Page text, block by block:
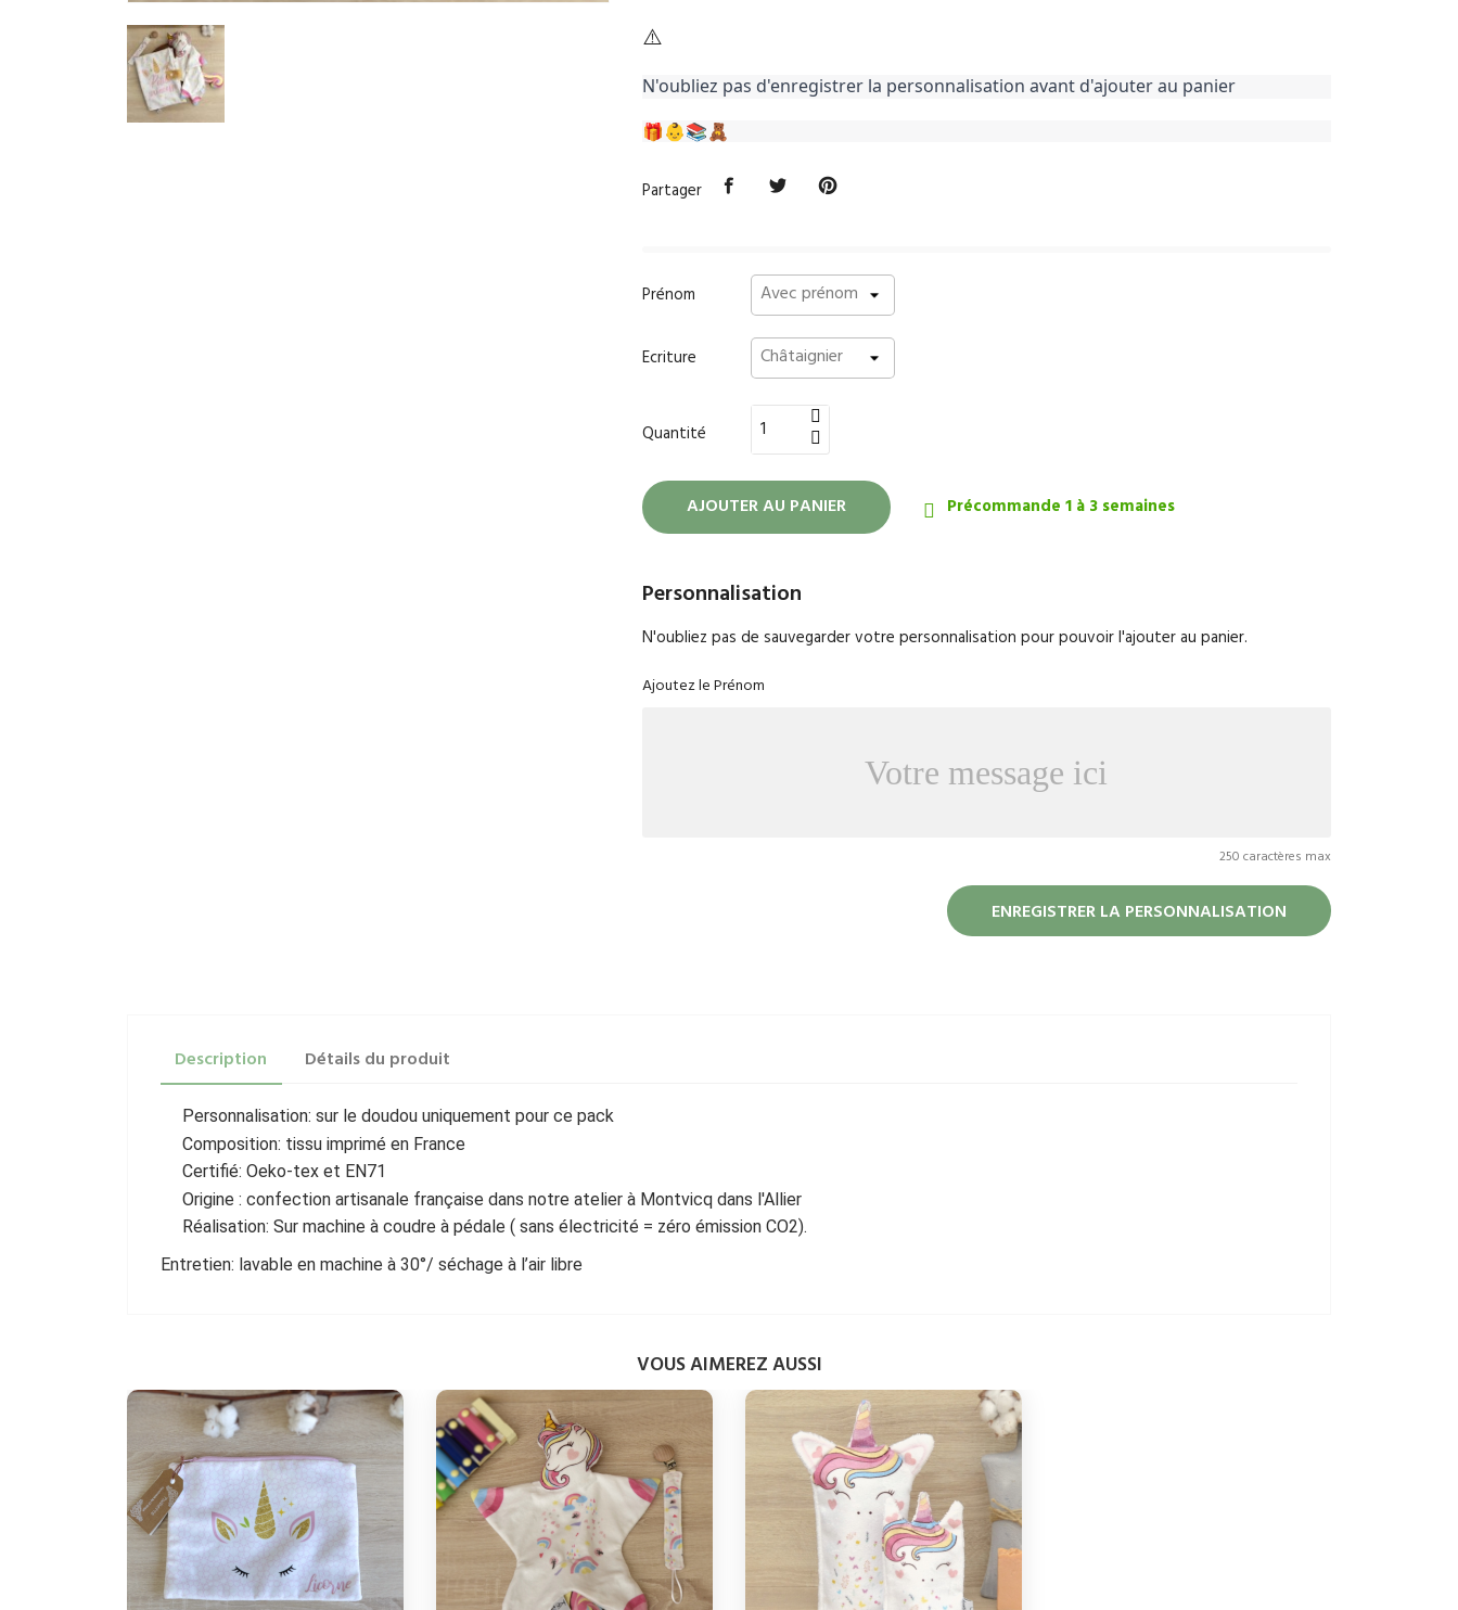
⚠️
N'oubliez pas d'enregistrer la personnalisation avant d'ajouter au panier
🎁👶📚🧸
Partager
Prénom
Ecriture
Quantité
AJOUTER AU PANIER  Précommande 1 à 3 semaines
Personnalisation
N'oubliez pas de sauvegarder votre personnalisation pour pouvoir l'ajouter au panier.
Ajoutez le Prénom
250 caractères max
ENREGISTRER LA PERSONNALISATION
Description Détails du produit
Personnalisation: sur le doudou uniquement pour ce pack
Composition: tissu imprimé en France
Certifié: Oeko-tex et EN71
Origine : confection artisanale française dans notre atelier à Montvicq dans l'Allier
Réalisation: Sur machine à coudre à pédale ( sans électricité = zéro émission CO2).
Entretien: lavable en machine à 30°/ séchage à l’air libre
VOUS AIMEREZ AUSSI